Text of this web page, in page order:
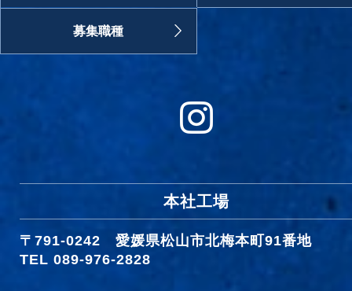
募集職種
本社工場
〒791-0242 愛媛県松山市北梅本町91番地
TEL 089-976-2828